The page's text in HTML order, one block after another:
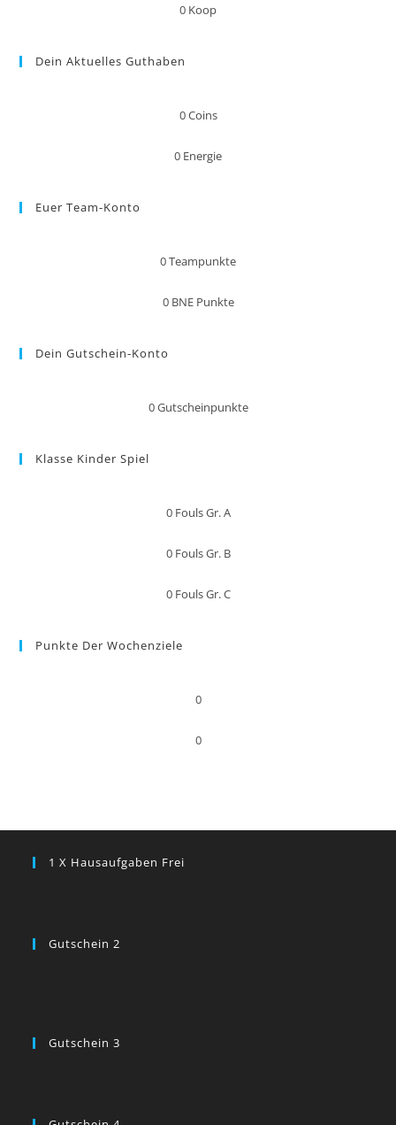
0 Koop
Dein Aktuelles Guthaben
0Coins
0 Energie
Euer Team-Konto
0Teampunkte
0 BNE Punkte
Dein Gutschein-Konto
0Gutscheinpunkte
Klasse Kinder Spiel
0 Fouls Gr. A
0 Fouls Gr. B
0 Fouls Gr. C
Punkte Der Wochenziele
0
0
1 X Hausaufgaben Frei
Gutschein 2
Gutschein 3